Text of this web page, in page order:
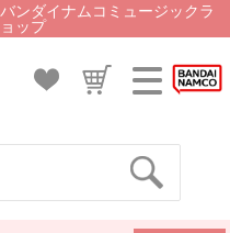
ンダイナムコミュージックラ
ップ